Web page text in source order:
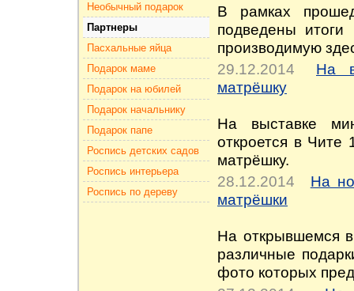
В рамках
подведены
производимую
29.12.2014
На
матрёшку
На выставке
откроется в Чите
матрёшку.
28.12.2014
На
матрёшки
На открывшемся
различные
фото которых
Необычный подарок
Партнеры
Пасхальные яйца
Подарок маме
Подарок на юбилей
Подарок начальнику
Подарок папе
Роспись детских садов
Роспись интерьера
Роспись по дереву